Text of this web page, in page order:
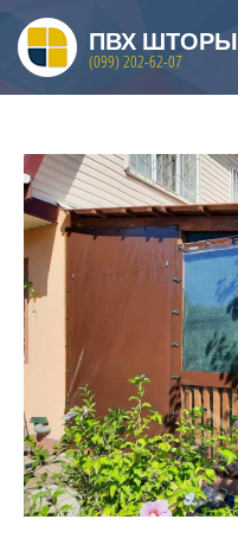
ПВХ ШТОРЫ
(099) 202-62-07